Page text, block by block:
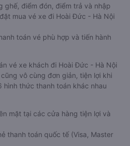
ghế, điểm đón, điểm trả và nhập
mua vé xe đi Hoài Đức - Hà Nội
toán vé phù hợp và tiến hành
vé xe khách đi Hoài Đức - Hà Nội
vô cùng đơn giản, tiện lợi khi
hình thức thanh toán khác nhau
mặt tại các cửa hàng tiện lợi và
thanh toán quốc tế (Visa, Master